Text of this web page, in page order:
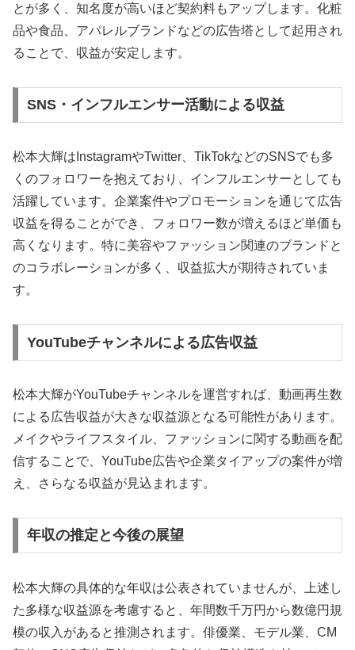
とが多く、知名度が高いほど契約料もアップします。化粧
品や食品、アパレルブランドなどの広告塔として起用され
ることで、収益が安定します。
SNS・インフルエンサー活動による収益
松本大輝はInstagramやTwitter、TikTokなどのSNSでも多
くのフォロワーを抱えており、インフルエンサーとしても
活躍しています。企業案件やプロモーションを通じて広告
収益を得ることができ、フォロワー数が増えるほど単価も
高くなります。特に美容やファッション関連のブランドと
のコラボレーションが多く、収益拡大が期待されていま
す。
YouTubeチャンネルによる広告収益
松本大輝がYouTubeチャンネルを運営すれば、動画再生数
による広告収益が大きな収益源となる可能性があります。
メイクやライフスタイル、ファッションに関する動画を配
信することで、YouTube広告や企業タイアップの案件が増
え、さらなる収益が見込まれます。
年収の推定と今後の展望
松本大輝の具体的な年収は公表されていませんが、上述し
た多様な収益源を考慮すると、年間数千万円から数億円規
模の収入があると推測されます。俳優業、モデル業、CM